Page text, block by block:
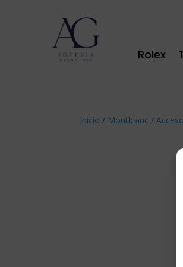
Rolex
Inicio / Montblanc /